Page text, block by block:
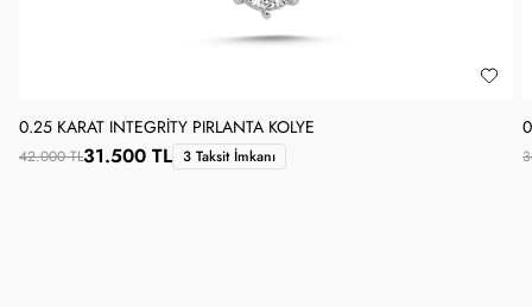
0.25 KARAT INTEGRITY PIRLANTA KOLYE
42.000 TL31.500 TL 3 Taksit İmkanı